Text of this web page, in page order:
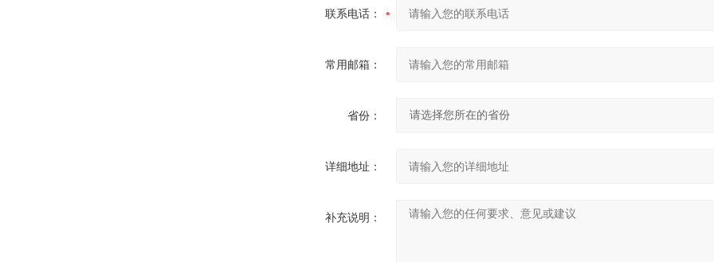
联系电话：
常用邮箱：
省份：
详细地址：
补充说明：